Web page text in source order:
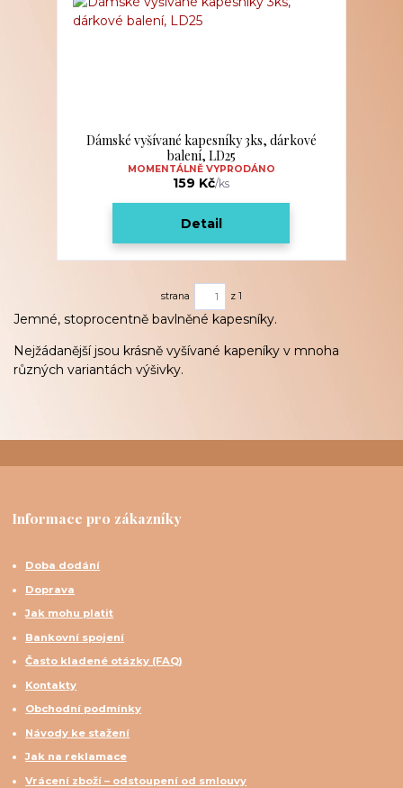
Dámské vyšívané kapesníky 3ks, dárkové
balení, LD25
159 Kč/ks
MOMENTÁLNĚ VYPRODÁNO
Detail
strana z 1
Jemné, stoprocentně bavlněné kapesníky.
Nejžádanější jsou krásně vyšívané kapeníky v mnoha
různých variantách výšivky.
Informace pro zákazníky
Doba dodání
Doprava
Jak mohu platit
Bankovní spojení
Často kladené otázky (FAQ)
Kontakty
Obchodní podmínky
Návody ke stažení
Jak na reklamace
Vrácení zboží – odstoupení od smlouvy